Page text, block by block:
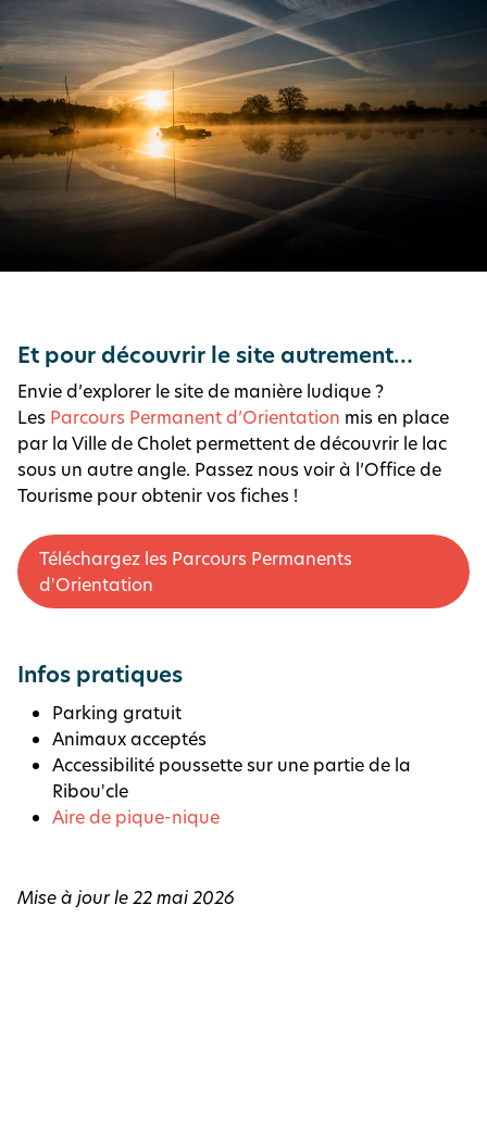
Et pour découvrir le site autrement…
Envie d’explorer le site de manière ludique ?
Les Parcours Permanent d’Orientation mis en place
par la Ville de Cholet permettent de découvrir le lac
sous un autre angle. Passez nous voir à l’Office de
Tourisme pour obtenir vos fiches !
Téléchargez les Parcours Permanents
d'Orientation
Infos pratiques
Parking gratuit
Animaux acceptés
Accessibilité poussette sur une partie de la
Ribou'cle
Aire de pique-nique
Mise à jour le 22 mai 2026